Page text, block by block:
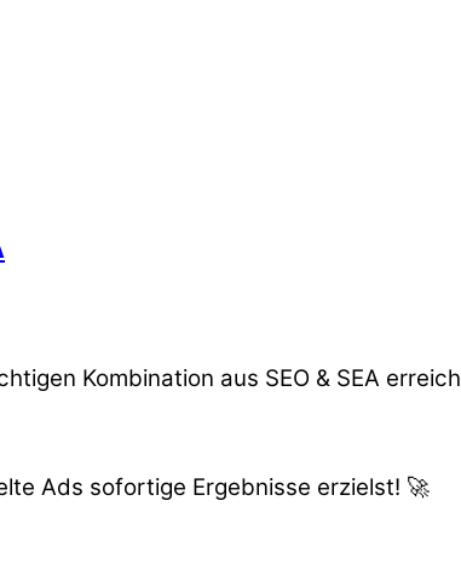
Kombination aus SEO & SEA
Ads sofortige Ergebnisse erzielst! 🚀